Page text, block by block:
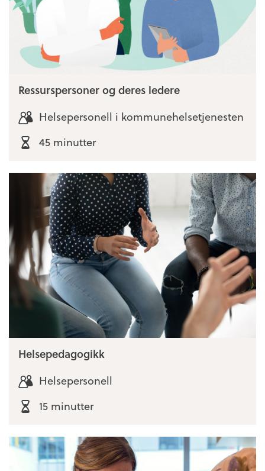
Ressurspersoner og deres ledere
Helsepersonell i kommunehelsetjenesten
45 minutter
Helsepedagogikk
Helsepersonell
15 minutter